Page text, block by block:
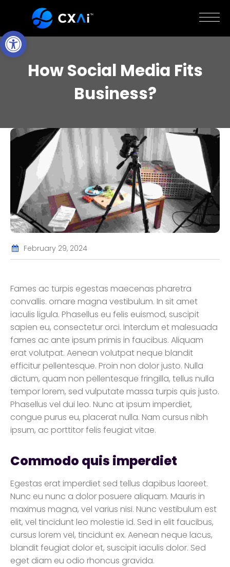
Open Toolbar
How Social Media Fits
Business?
February 29, 2024
Fames ac turpis egestas maecenas pharetra
convallis. ornare magna vestibulum. In sit amet
iaculis ligula. Phasellus eu felis euismod, suscipit
sapien eu, consectetur orci. Interdum et malesuada
fames ac ante ipsum primis in faucibus. Aliquam
erat volutpat. Aenean volutpat neque blandit
efficitur pellentesque. Proin non dolor justo. Nulla
dictum, quam non pellentesque fringilla, tellus nulla
tempor lorem, sed vulputate massa turpis quis justo.
Phasellus vel dui leo. Nunc at ipsum imperdiet,
congue purus eu, placerat nulla. Nam cursus nibh
ipsum, ac porttitor felis feugiat vitae.
Commodo quis imperdiet
Egestas erat imperdiet sed tellus dapibus laoreet.
Nunc eu nunc a dolor posuere aliquam. Mauris in
maximus magna, vel varius nisi. Nunc vestibulum est
elit, vel tincidunt leo molestie id. Sed in elit faucibus,
cursus lorem vel, tincidunt ex. Aenean neque lacus,
blandit feugiat dolor et, suscipit iaculis dolor. Sed
eget diam eu odio rhoncus gravida.